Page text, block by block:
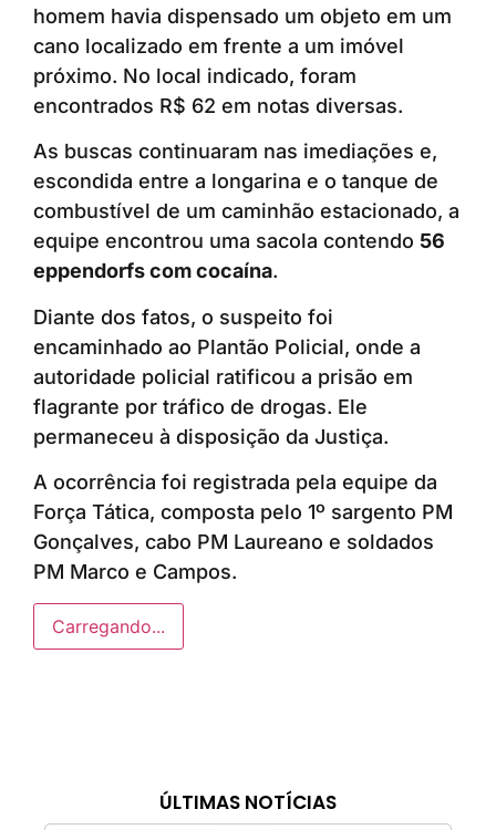
ÚLTIMAS NOTÍCIAS
homem havia dispensado um objeto em um
cano localizado em frente a um imóvel
próximo. No local indicado, foram
encontrados R$ 62 em notas diversas.
As buscas continuaram nas imediações e,
escondida entre a longarina e o tanque de
combustível de um caminhão estacionado, a
equipe encontrou uma sacola contendo 56
eppendorfs com cocaína.
Diante dos fatos, o suspeito foi
encaminhado ao Plantão Policial, onde a
autoridade policial ratificou a prisão em
flagrante por tráfico de drogas. Ele
permaneceu à disposição da Justiça.
A ocorrência foi registrada pela equipe da
Força Tática, composta pelo 1º sargento PM
Gonçalves, cabo PM Laureano e soldados
PM Marco e Campos.
Carregando...